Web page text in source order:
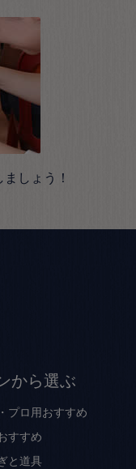
しょう！
から選ぶ
プロ用おすすめ
すすめ
と道具